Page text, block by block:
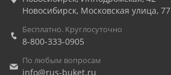
Новосибирск, Московская улица, 77
Бесплатно. Круглосуточно
8-800-333-0905
По любым вопросам
info@rus-buket.ru